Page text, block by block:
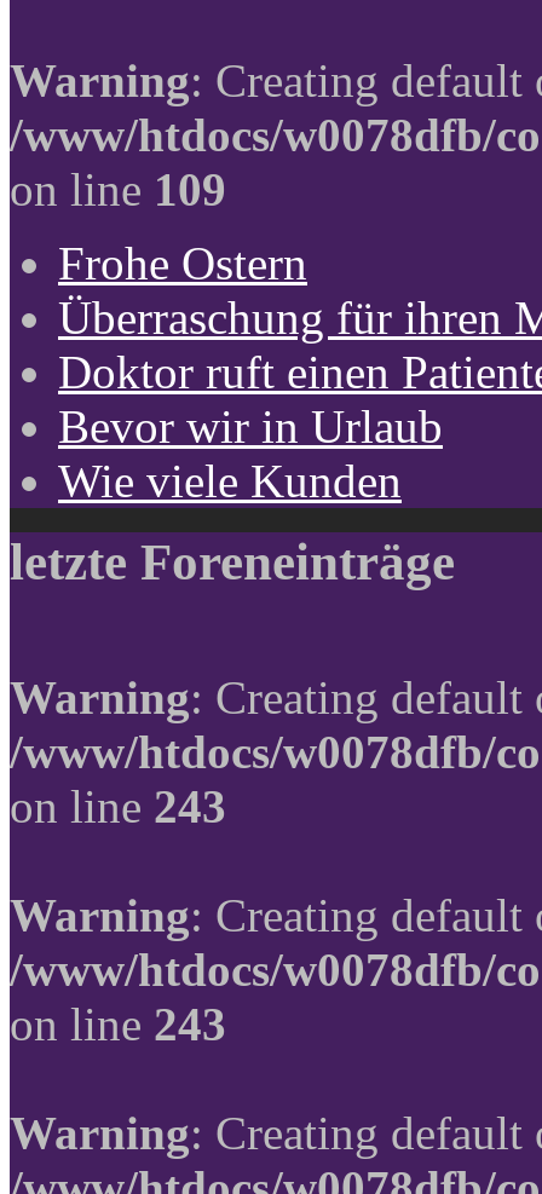
Warning: Creating
/www/htdocs/w0078dfb/
on line 109
Frohe Ostern
Überraschung für ihren
Doktor ruft einen
Bevor wir in Urlaub
Wie viele Kunden
letzte Foreneinträge
Warning: Creating
/www/htdocs/w0078dfb/
on line 243
Warning: Creating
/www/htdocs/w0078dfb/
on line 243
Warning: Creating